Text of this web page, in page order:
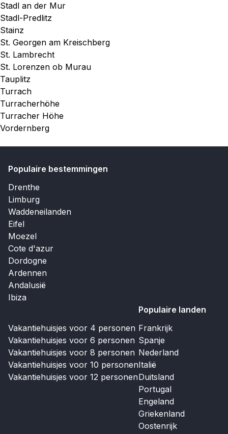
Stadl an der Mur
Stadl-Predlitz
Stainz
St. Georgen am Kreischberg
St. Lambrecht
St. Lorenzen ob Murau
Tauplitz
Turrach
Turracherhöhe
Turracher Höhe
Vordernberg
Populaire bestemmingen
Drenthe
Limburg
Waddeneilanden
Eifel
Moezel
Cote d'azur
Dordogne
Ardennen
Andalusië
Ibiza
Vakantiehuisjes voor 4 personen
Vakantiehuisjes voor 6 personen
Vakantiehuisjes voor 8 personen
Vakantiehuisjes voor 10 personen
Vakantiehuisjes voor 12 personen
Populaire landen
Frankrijk
Spanje
Nederland
Italië
Duitsland
Portugal
Engeland
Griekenland
Oostenrijk